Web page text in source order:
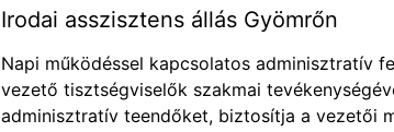
Irodai asszisztens állás Gyömrőn
Napi működéssel kapcsolatos adminisztratív
vezető tisztségviselők szakmai
adminisztratív teendőket, biztosítja a vezetői